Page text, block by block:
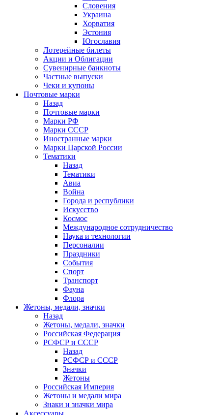
Словения
Украина
Хорватия
Эстония
Югославия
Лотерейные билеты
Акции и Облигации
Сувенирные банкноты
Частные выпуски
Чеки и купоны
Почтовые марки
Назад
Почтовые марки
Марки РФ
Марки СССР
Иностранные марки
Марки Царской России
Тематики
Назад
Тематики
Авиа
Война
Города и республики
Искусство
Космос
Международное сотрудничество
Наука и технологии
Персоналии
Праздники
События
Спорт
Транспорт
Фауна
Флора
Жетоны, медали, значки
Назад
Жетоны, медали, значки
Российская Федерация
РСФСР и СССР
Назад
РСФСР и СССР
Значки
Жетоны
Российская Империя
Жетоны и медали мира
Знаки и значки мира
Аксессуары